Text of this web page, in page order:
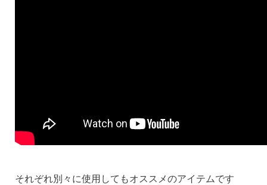
それぞれ別々に使用してもオススメのアイテムです